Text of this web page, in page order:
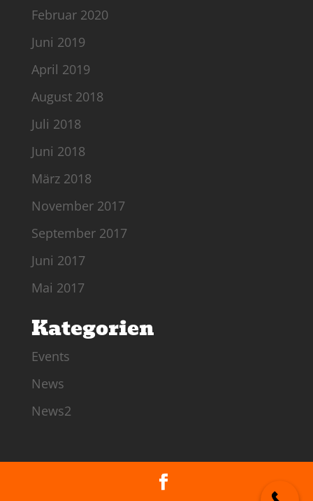
Februar 2020
Juni 2019
April 2019
August 2018
Juli 2018
Juni 2018
März 2018
November 2017
September 2017
Juni 2017
Mai 2017
Kategorien
Events
News
News2